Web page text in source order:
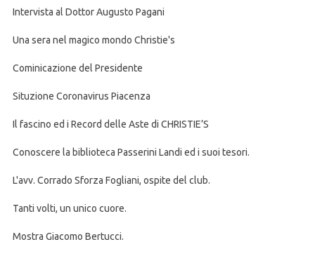
Intervista al Dottor Augusto Pagani
Una sera nel magico mondo Christie's
Cominicazione del Presidente
Situzione Coronavirus Piacenza
Il fascino ed i Record delle Aste di CHRISTIE’S
Conoscere la biblioteca Passerini Landi ed i suoi tesori.
L'avv. Corrado Sforza Fogliani, ospite del club.
Tanti volti, un unico cuore.
Mostra Giacomo Bertucci.